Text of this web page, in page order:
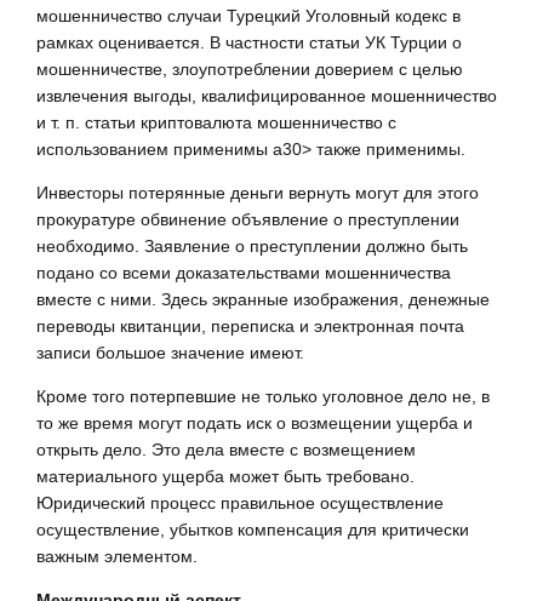
мошенничество случаи Турецкий Уголовный кодекс в
рамках оценивается. В частности статьи УК Турции о
мошенничестве, злоупотреблении доверием с целью
извлечения выгоды, квалифицированное мошенничество
и т. п. статьи криптовалюта мошенничество с
использованием применимы a30> также применимы.
Инвесторы потерянные деньги вернуть могут для этого
прокуратуре обвинение объявление о преступлении
необходимо. Заявление о преступлении должно быть
подано со всеми доказательствами мошенничества
вместе с ними. Здесь экранные изображения, денежные
переводы квитанции, переписка и электронная почта
записи большое значение имеют.
Кроме того потерпевшие не только уголовное дело не, в
то же время могут подать иск о возмещении ущерба и
открыть дело. Это дела вместе с возмещением
материального ущерба может быть требовано.
Юридический процесс правильное осуществление
осуществление, убытков компенсация для критически
важным элементом.